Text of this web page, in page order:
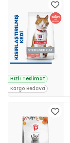
Hızlı Teslimat
Kargo Bedava